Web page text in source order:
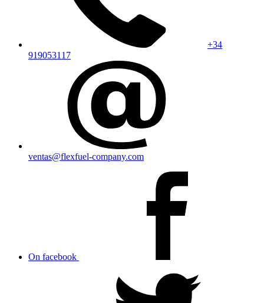
+34
919053117
ventas@flexfuel-company.com
On facebook